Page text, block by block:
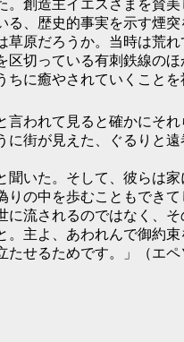
創造主イエスさまを賛
、歴史的事実を示す煙
原だろうか。当時は荒
切っている有刺鉄線の
に癒やされていくことを
われて見ると確かにそ
街が見えた、ぐるりと
いた。そして、彼らは
の中を歩むこともでき
流されるのではなく、
主よ、あわれんで御約束
せるためです。」（エペ